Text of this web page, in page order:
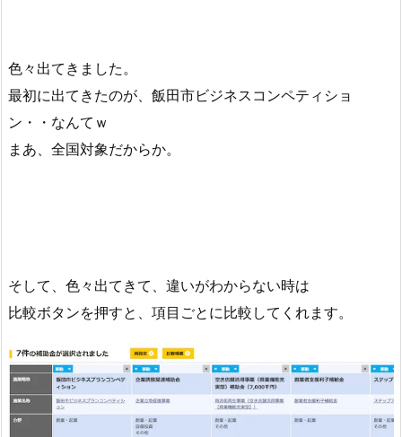
色々出てきました。
最初に出てきたのが、飯田市ビジネスコンペティショ
ン・・なんてｗ
まあ、全国対象だからか。
そして、色々出てきて、違いがわからない時は
比較ボタンを押すと、項目ごとに比較してくれます。